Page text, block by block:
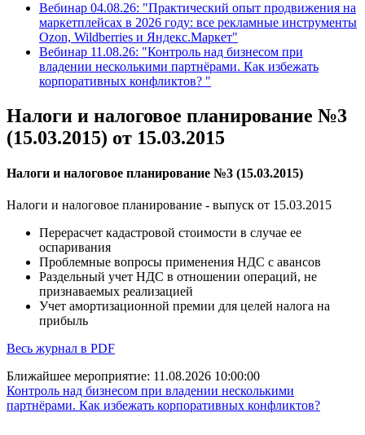
Вебинар 04.08.26: "Практический опыт продвижения на
маркетплейсах в 2026 году: все рекламные инструменты
Ozon, Wildberries и Яндекс.Маркет"
Вебинар 11.08.26: "Контроль над бизнесом при
владении несколькими партнёрами. Как избежать
корпоративных конфликтов? "
Налоги и налоговое планирование №3
(15.03.2015) от 15.03.2015
Налоги и налоговое планирование №3 (15.03.2015)
Налоги и налоговое планирование - выпуск от 15.03.2015
Перерасчет кадастровой стоимости в случае ее
оспаривания
Проблемные вопросы применения НДС с авансов
Раздельный учет НДС в отношении операций, не
признаваемых реализацией
Учет амортизационной премии для целей налога на
прибыль
Весь журнал в PDF
Ближайшее мероприятие: 11.08.2026 10:00:00
Контроль над бизнесом при владении несколькими
партнёрами. Как избежать корпоративных конфликтов?